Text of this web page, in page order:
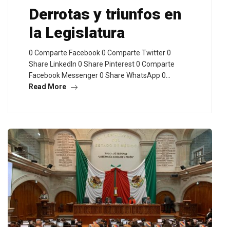
Derrotas y triunfos en
la Legislatura
0 Comparte Facebook 0 Comparte Twitter 0
Share LinkedIn 0 Share Pinterest 0 Comparte
Facebook Messenger 0 Share WhatsApp 0…
Read More